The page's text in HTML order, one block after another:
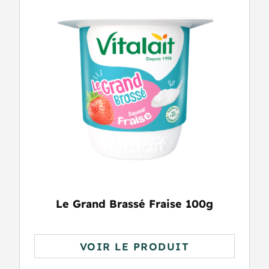
Le Grand Brassé Fraise 100g
VOIR LE PRODUIT